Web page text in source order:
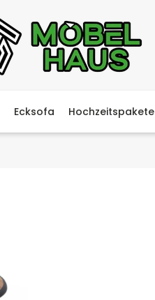
Ecksofa Hochzeitspakete